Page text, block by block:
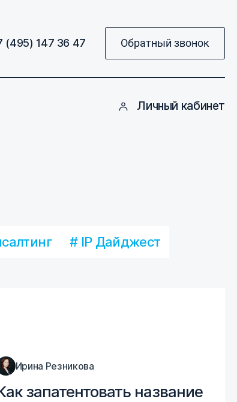
(495) 147 36 47 Обратный звонок
Личный кабинет
# IP Дайджест
запатентовать название
Ирина Резникова